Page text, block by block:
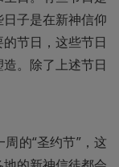
子是在新神信仰
节日，这些节日
。除了上述节日
的“圣约节”，这